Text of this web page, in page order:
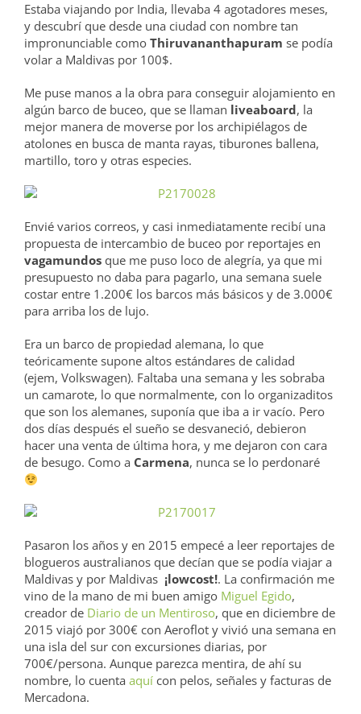
Estaba viajando por India, llevaba 4 agotadores meses,
y descubrí que desde una ciudad con nombre tan
impronunciable como Thiruvananthapuram se podía
volar a Maldivas por 100$.
Me puse manos a la obra para conseguir alojamiento en
algún barco de buceo, que se llaman liveaboard, la
mejor manera de moverse por los archipiélagos de
atolones en busca de manta rayas, tiburones ballena,
martillo, toro y otras especies.
Envié varios correos, y casi inmediatamente recibí una
propuesta de intercambio de buceo por reportajes en
vagamundos que me puso loco de alegría, ya que mi
presupuesto no daba para pagarlo, una semana suele
costar entre 1.200€ los barcos más básicos y de 3.000€
para arriba los de lujo.
Era un barco de propiedad alemana, lo que
teóricamente supone altos estándares de calidad
(ejem, Volkswagen). Faltaba una semana y les sobraba
un camarote, lo que normalmente, con lo organizaditos
que son los alemanes, suponía que iba a ir vacío. Pero
dos días después el sueño se desvaneció, debieron
hacer una venta de última hora, y me dejaron con cara
de besugo. Como a Carmena, nunca se lo perdonaré
Pasaron los años y en 2015 empecé a leer reportajes de
blogueros australianos que decían que se podía viajar a
Maldivas y por Maldivas ¡lowcost!. La confirmación me
vino de la mano de mi buen amigo Miguel Egido,
creador de Diario de un Mentiroso, que en diciembre de
2015 viajó por 300€ con Aeroflot y vivió una semana en
una isla del sur con excursiones diarias, por
700€/persona. Aunque parezca mentira, de ahí su
nombre, lo cuenta aquí con pelos, señales y facturas de
Mercadona.